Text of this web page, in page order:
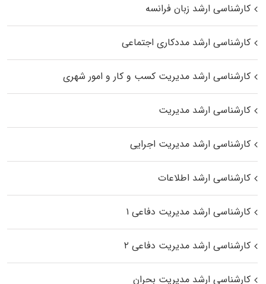
کارشناسی ارشد زبان فرانسه
کارشناسی ارشد مددکاری اجتماعی
کارشناسی ارشد مدیریت کسب و کار و امور شهری
کارشناسی ارشد مدیریت
کارشناسی ارشد مدیریت اجرایی
کارشناسی ارشد اطلاعات
کارشناسی ارشد مدیریت دفاعی ۱
کارشناسی ارشد مدیریت دفاعی ۲
کارشناسی ارشد مدیریت بحران